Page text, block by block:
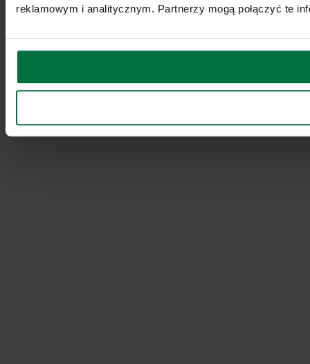
reklamowym i analitycznym. Partnerzy mogą połączyć te